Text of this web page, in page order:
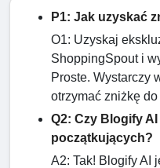
P1: Jak uzyskać
O1: Uzyskaj
ShoppingSpout i
Proste. Wystarczy
otrzymać zniżkę do
Q2: Czy Blogify
początkujących?
A2: Tak! Blogify AI